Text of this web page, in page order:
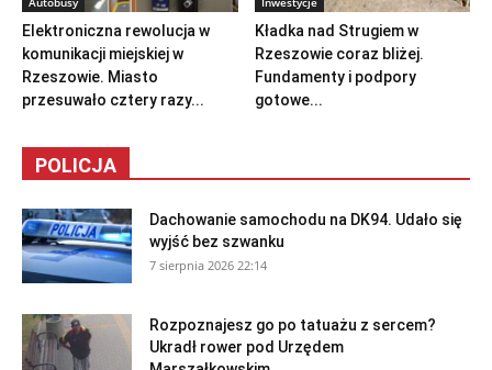
Elektroniczna rewolucja w
komunikacji miejskiej w
Rzeszowie. Miasto
przesuwało cztery razy...
Kładka nad Strugiem w
Rzeszowie coraz bliżej.
Fundamenty i podpory
gotowe...
POLICJA
Dachowanie samochodu na DK94. Udało się
wyjść bez szwanku
7 sierpnia 2026 22:14
Rozpoznajesz go po tatuażu z sercem?
Ukradł rower pod Urzędem